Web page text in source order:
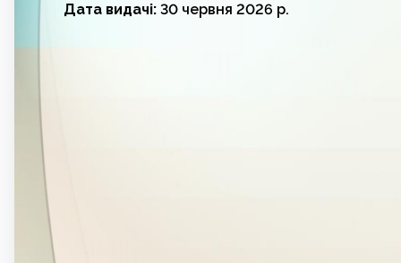
Дата видачі: 30 червня 2026 р.